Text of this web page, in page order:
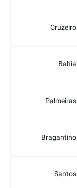
Cruzeiro
Bahia
Palmeiras
Bragantino
Santos